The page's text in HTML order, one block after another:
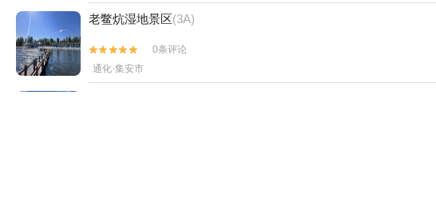
老鳖炕湿地景区(3A)


0条评论
通化·集安市